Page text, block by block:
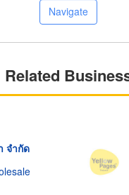
Navigate
Related
จำกัด